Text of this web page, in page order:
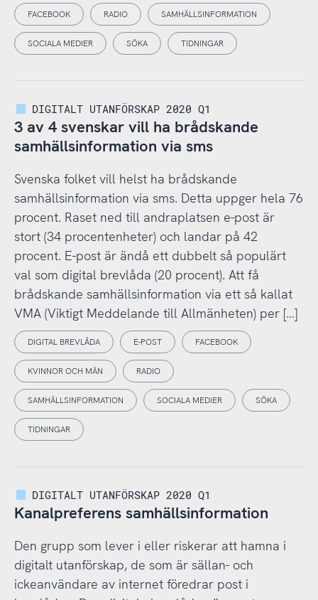
FACEBOOK RADIO SAMHÄLLSINFORMATION
SOCIALA MEDIER SÖKA TIDNINGAR
DIGITALT UTANFÖRSKAP 2020 Q1
3 av 4 svenskar vill ha brådskande
samhällsinformation via sms
Svenska folket vill helst ha brådskande
samhällsinformation via sms. Detta uppger hela 76
procent. Raset ned till andraplatsen e-post är
stort (34 procentenheter) och landar på 42
procent. E-post är ändå ett dubbelt så populärt
val som digital brevlåda (20 procent). Att få
brådskande samhällsinformation via ett så kallat
VMA (Viktigt Meddelande till Allmänheten) per […]
DIGITAL BREVLÅDA E-POST FACEBOOK
KVINNOR OCH MÄN RADIO
SAMHÄLLSINFORMATION SOCIALA MEDIER SÖKA
TIDNINGAR
DIGITALT UTANFÖRSKAP 2020 Q1
Kanalpreferens samhällsinformation
Den grupp som lever i eller riskerar att hamna i
digitalt utanförskap, de som är sällan- och
ickeanvändare av internet föredrar post i